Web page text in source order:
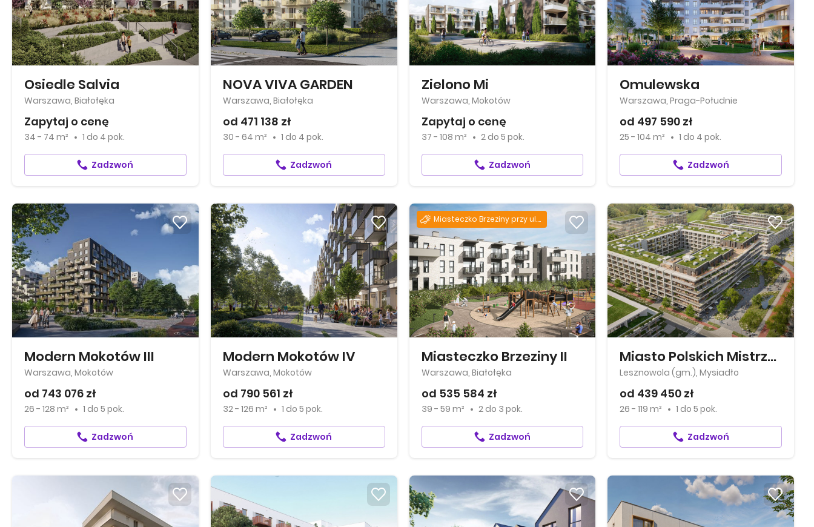
Osiedle Salvia
Warszawa, Białołęka
Zapytaj o cenę
34 - 74 m² 1 do 4 pok.
Zadzwoń
NOVA VIVA GARDEN
Warszawa, Białołęka
od 471 138 zł
30 - 64 m² 1 do 4 pok.
Zadzwoń
Zielono Mi
Warszawa, Mokotów
Zapytaj o cenę
37 - 108 m² 2do 5 pok.
Zadzwoń
Omulewska
Warszawa, Praga-Południe
od 497 590 zł
25 - 104 m² 1 do 4 pok.
Zadzwoń
Modern Mokotów III
Warszawa, Mokotów
od 743 076 zł
26 - 128 m² 1 do 5 pok.
Zadzwoń
Modern Mokotów IV
Warszawa, Mokotów
od 790 561 zł
32 - 126 m² 1 do 5 pok.
Zadzwoń
Miasteczko Brzeziny przy ul. Hemara – już gotowe!
Miasteczko Brzeziny II
Warszawa, Białołęka
od 535 584 zł
39 - 59 m² 2do 3 pok.
Zadzwoń
Miasto Polskich Mistrzów Olimpijskich
Lesznowola (gm.), Mysiadło
od 439 450 zł
26 - 119 m² 1 do5 pok.
Zadzwoń